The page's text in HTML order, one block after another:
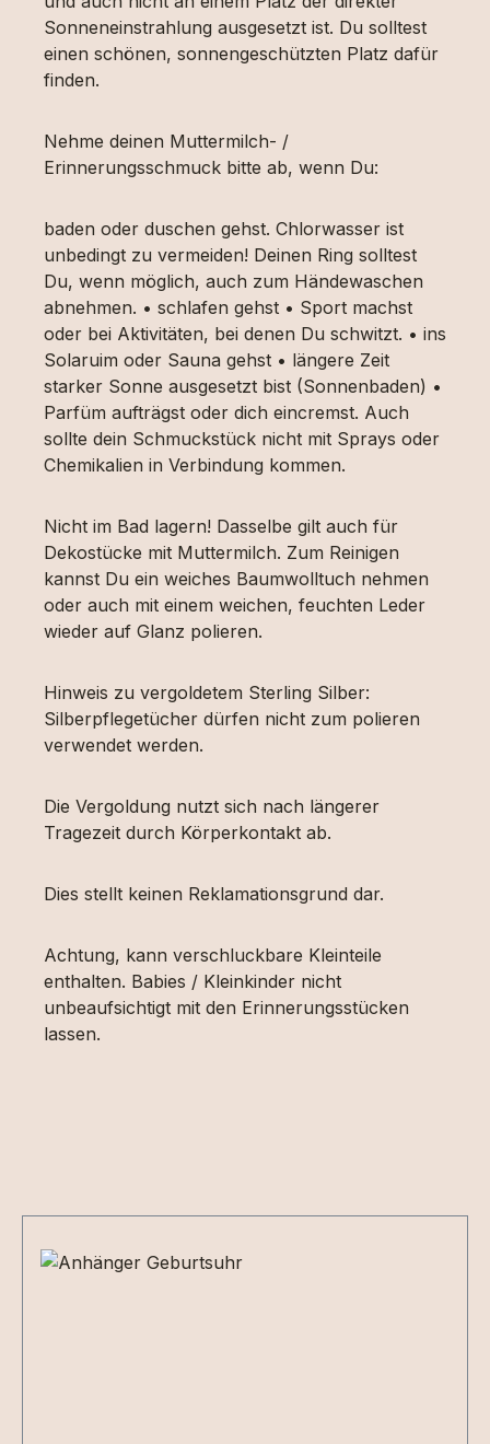
Sonneneinstrahlung ausgesetzt ist. Du solltest
einen schönen, sonnengeschützten Platz dafür
finden.
Nehme deinen Muttermilch- /
Erinnerungsschmuck bitte ab, wenn Du:
baden oder duschen gehst. Chlorwasser ist
unbedingt zu vermeiden! Deinen Ring solltest
Du, wenn möglich, auch zum Händewaschen
abnehmen. • schlafen gehst • Sport machst
oder bei Aktivitäten, bei denen Du schwitzt. • ins
Solaruim oder Sauna gehst • längere Zeit
starker Sonne ausgesetzt bist (Sonnenbaden) •
Parfüm aufträgst oder dich eincremst. Auch
sollte dein Schmuckstück nicht mit Sprays oder
Chemikalien in Verbindung kommen.
Nicht im Bad lagern! Dasselbe gilt auch für
Dekostücke mit Muttermilch. Zum Reinigen
kannst Du ein weiches Baumwolltuch nehmen
oder auch mit einem weichen, feuchten Leder
wieder auf Glanz polieren.
Hinweis zu vergoldetem Sterling Silber:
Silberpflegetücher dürfen nicht zum polieren
verwendet werden.
Die Vergoldung nutzt sich nach längerer
Tragezeit durch Körperkontakt ab.
Dies stellt keinen Reklamationsgrund dar.
Achtung, kann verschluckbare Kleinteile
enthalten. Babies / Kleinkinder nicht
unbeaufsichtigt mit den Erinnerungsstücken
lassen.